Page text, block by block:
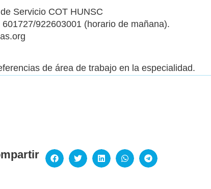
Servicio COT HUNSC
922603001 (horario de mañana).
de área de trabajo en la especialidad.